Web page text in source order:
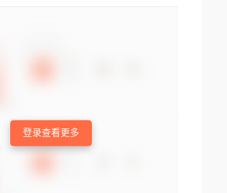
登录查看更多